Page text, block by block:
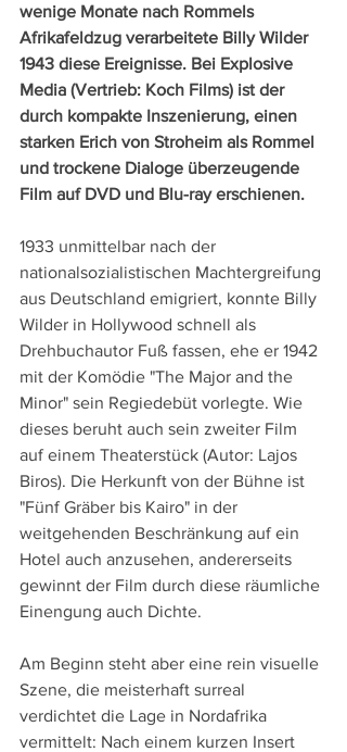
wenige Monate nach Rommels
Afrikafeldzug verarbeitete Billy Wilder
1943 diese Ereignisse. Bei Explosive
Media (Vertrieb: Koch Films) ist der
durch kompakte Inszenierung, einen
starken Erich von Stroheim als Rommel
und trockene Dialoge überzeugende
Film auf DVD und Blu-ray erschienen.
1933 unmittelbar nach der
nationalsozialistischen Machtergreifung
aus Deutschland emigriert, konnte Billy
Wilder in Hollywood schnell als
Drehbuchautor Fuß fassen, ehe er 1942
mit der Komödie "The Major and the
Minor" sein Regiedebüt vorlegte. Wie
dieses beruht auch sein zweiter Film
auf einem Theaterstück (Autor: Lajos
Biros). Die Herkunft von der Bühne ist
"Fünf Gräber bis Kairo" in der
weitgehenden Beschränkung auf ein
Hotel auch anzusehen, andererseits
gewinnt der Film durch diese räumliche
Einengung auch Dichte.
Am Beginn steht aber eine rein visuelle
Szene, die meisterhaft surreal
verdichtet die Lage in Nordafrika
vermittelt: Nach einem kurzen Insert